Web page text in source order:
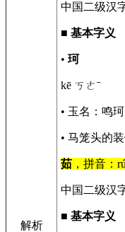
解析
中国二级汉
■ 基本字义
• 珂
kē ㄎㄜˉ
• 玉名：鸣
• 马笼头的
茹 ，拼音：rú
中国二级汉
■ 基本字义